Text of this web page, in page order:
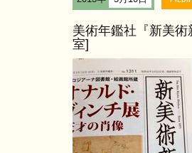
美術年鑑社『新美
室]